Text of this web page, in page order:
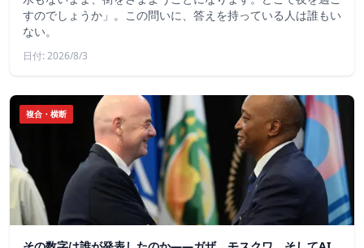
すのでしょうか」。この問いに、答えを持っている人は誰もい
ない。
日付: 2026/8/3
複合・横断